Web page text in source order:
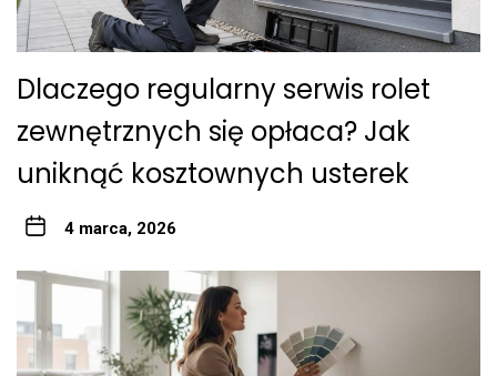
Dlaczego regularny serwis rolet
zewnętrznych się opłaca? Jak
uniknąć kosztownych usterek
4 marca, 2026